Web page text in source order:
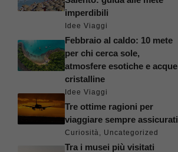
imperdibili
Idee Viaggi
Febbraio al caldo: 10 mete
per chi cerca sole,
atmosfere esotiche e acque
cristalline
Idee Viaggi
Tre ottime ragioni per
viaggiare sempre assicurati
Curiosità, Uncategorized
Tra i musei più visitati